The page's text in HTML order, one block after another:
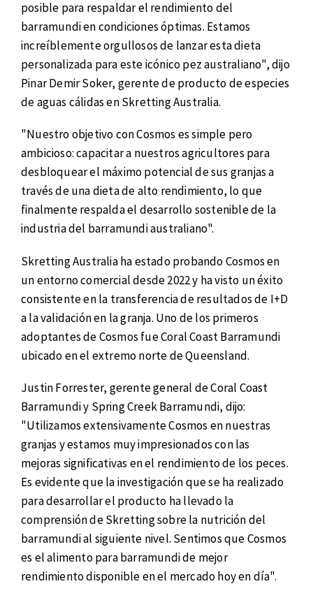
posible para respaldar el rendimiento del
barramundi en condiciones óptimas. Estamos
increíblemente orgullosos de lanzar esta dieta
personalizada para este icónico pez australiano", dijo
Pinar Demir Soker, gerente de producto de especies
de aguas cálidas en Skretting Australia.
"Nuestro objetivo con Cosmos es simple pero
ambicioso: capacitar a nuestros agricultores para
desbloquear el máximo potencial de sus granjas a
través de una dieta de alto rendimiento, lo que
finalmente respalda el desarrollo sostenible de la
industria del barramundi australiano".
Skretting Australia ha estado probando Cosmos en
un entorno comercial desde 2022 y ha visto un éxito
consistente en la transferencia de resultados de I+D
a la validación en la granja. Uno de los primeros
adoptantes de Cosmos fue Coral Coast Barramundi
ubicado en el extremo norte de Queensland.
Justin Forrester, gerente general de Coral Coast
Barramundi y Spring Creek Barramundi, dijo:
"Utilizamos extensivamente Cosmos en nuestras
granjas y estamos muy impresionados con las
mejoras significativas en el rendimiento de los peces.
Es evidente que la investigación que se ha realizado
para desarrollar el producto ha llevado la
comprensión de Skretting sobre la nutrición del
barramundi al siguiente nivel. Sentimos que Cosmos
es el alimento para barramundi de mejor
rendimiento disponible en el mercado hoy en día".